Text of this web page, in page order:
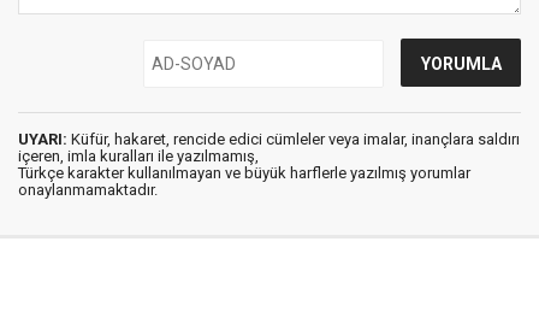
UYARI: Küfür, hakaret, rencide edici cümleler veya imalar, inançlara saldırı
içeren, imla kuralları ile yazılmamış,
Türkçe karakter kullanılmayan ve büyük harflerle yazılmış yorumlar
onaylanmamaktadır.